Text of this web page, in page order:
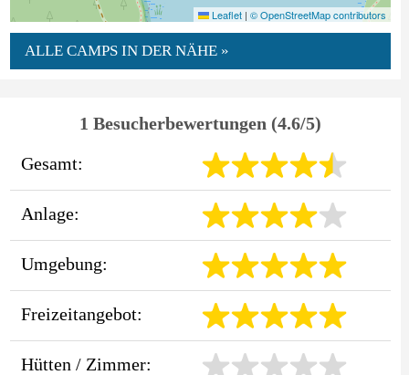
Leaflet | © OpenStreetMap contributors
ALLE CAMPS IN DER NÄHE »
1 Besucherbewertungen (4.6/5)
Gesamt:
Anlage:
Umgebung:
Freizeitangebot:
Hütten / Zimmer: